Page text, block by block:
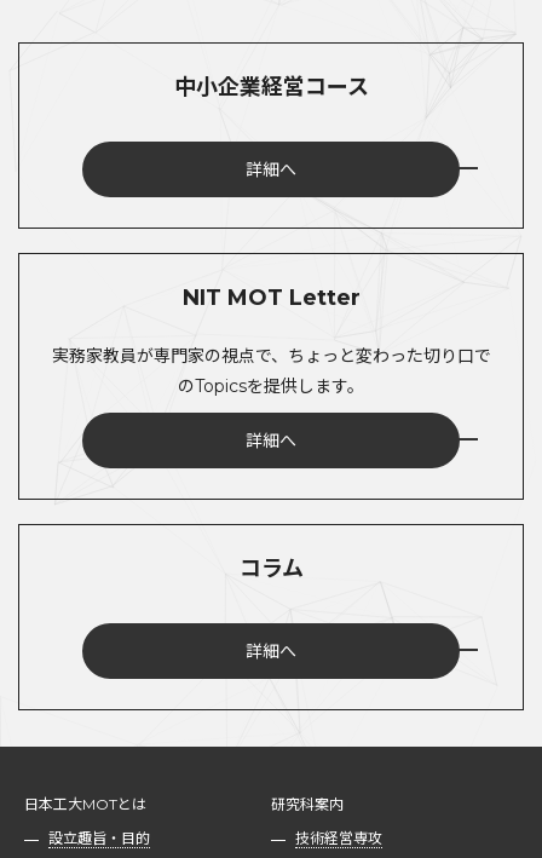
中小企業経営コース
詳細へ
NIT MOT Letter
実務家教員が専門家の視点で、ちょっと変わった切り口で
のTopicsを提供します。
詳細へ
コラム
詳細へ
日本工大MOTとは
設立趣旨・目的
研究科案内
技術経営専攻